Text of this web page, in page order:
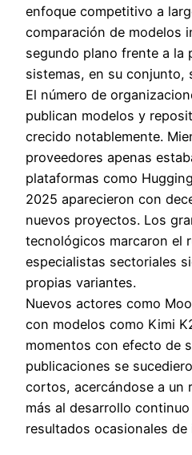
enfoque competitivo a
comparación de modelos
segundo plano frente a la
sistemas, en su conjunto,
El número de
publican modelos y
crecido notablemente.
proveedores apenas
plataformas como
2025 aparecieron con
nuevos proyectos. Los
tecnológicos marcaron el
especialistas sectoriales
propias variantes.
Nuevos actores como
con modelos como Kimi
momentos con efecto de
publicaciones se
cortos, acercándose a un
más al desarrollo
resultados ocasionales